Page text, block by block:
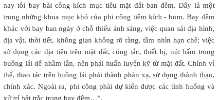
nay tôi bay bài công kích mục tiêu mặt đất ban đêm. Đây là một
trong những khoa mục khó của phi công tiêm kích - bom. Bay đêm
khác với bay ban ngày ở chỗ thiếu ánh sáng, việc quan sát địa hình,
địa vật, thời tiết, không gian không rõ ràng, tầm nhìn hạn chế; việc
sử dụng các địa tiêu trên mặt đất, công tắc, thiết bị, nút bấm trong
buồng lái dễ nhầm lẫn, nên phải huấn luyện kỹ từ mặt đất. Chính vì
thế, thao tác trên buồng lái phải thành phản xạ, sử dụng thành thạo,
chính xác. Ngoài ra, phi công phải dự kiến được các tình huống và
xử trí bất trắc trong bay đêm…”.